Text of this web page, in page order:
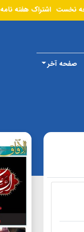
نخست اشتراک هفته نامه
صفحه آخر